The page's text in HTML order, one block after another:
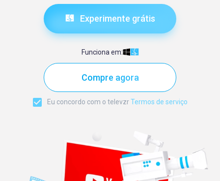
Experimente grátis
Funciona em:
Compre agora
Eu concordo com o televzrTermos de serviço